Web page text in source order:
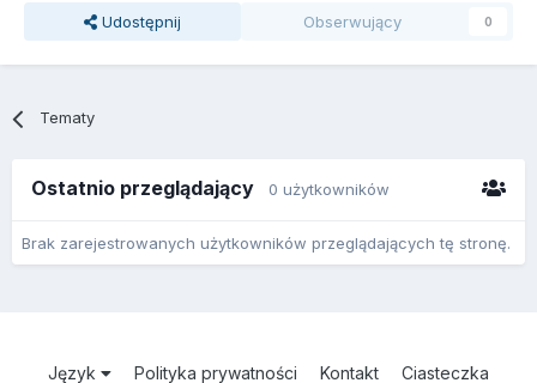
Udostępnij Obserwujący 0
Tematy
Ostatnio przeglądający 0 użytkowników
Brak zarejestrowanych użytkowników przeglądających tę stronę.
Język Polityka prywatności Kontakt Ciasteczka